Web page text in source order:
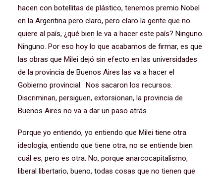
hacen con botellitas de plástico, tenemos premio Nobel
en la Argentina pero claro, pero claro la gente que no
quiere al país, ¿qué bien le va a hacer este país? Ninguno.
Ninguno. Por eso hoy lo que acabamos de firmar, es que
las obras que Milei dejó sin efecto en las universidades
de la provincia de Buenos Aires las va a hacer el
Gobierno provincial. Nos sacaron los recursos.
Discriminan, persiguen, extorsionan, la provincia de
Buenos Aires no va a dar un paso atrás.
Porque yo entiendo, yo entiendo que Milei tiene otra
ideología, entiendo que tiene otra, no se entiende bien
cuál es, pero es otra. No, porque anarcocapitalismo,
liberal libertario, bueno, todas cosas que no tienen que